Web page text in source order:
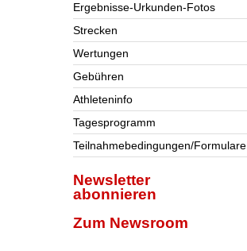
Ergebnisse-Urkunden-Fotos
Strecken
Wertungen
Gebühren
Athleteninfo
Tagesprogramm
Teilnahmebedingungen/Formulare
Newsletter
abonnieren
Zum Newsroom